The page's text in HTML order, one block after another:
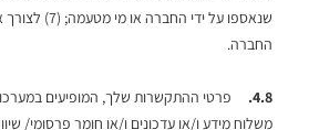
שנאספו על ידי
החברה.
4.8.
פרטי ההתקשרות שלך, המופיעים
משלוח מידע ו/או עדכונים ו/או חומר פרסומי/